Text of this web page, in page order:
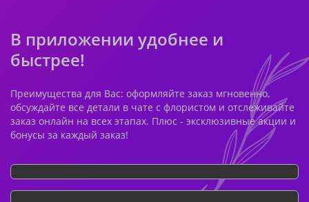
В приложении удобнее и
быстрее!
Преимущества для Вас: оформляйте заказ мгновенно,
обсуждайте все детали в чате с флористом и отслеживайте
заказ онлайн на всех этапах. Плюс - эксклюзивные акции и
бонусы за каждый заказ!